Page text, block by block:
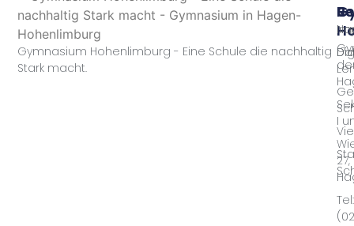
Gymnasium Hohenlimburg - Eine Schule die nachhaltig
Stark macht.
I
27,
Tel: